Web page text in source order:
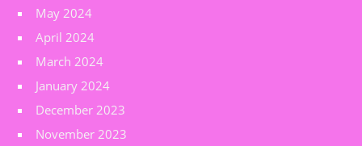
May 2024
April 2024
March 2024
January 2024
December 2023
November 2023